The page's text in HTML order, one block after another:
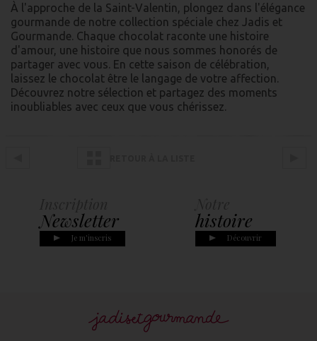
À l'approche de la Saint-Valentin, plongez dans l'élégance
gourmande de notre collection spéciale chez Jadis et
Gourmande. Chaque chocolat raconte une histoire
d'amour, une histoire que nous sommes honorés de
partager avec vous. En cette saison de célébration,
laissez le chocolat être le langage de votre affection.
Découvrez notre sélection et partagez des moments
inoubliables avec ceux que vous chérissez.
Newsletter
Je m'inscris
histoire
Découvrir